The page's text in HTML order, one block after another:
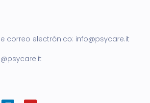
correo electrónico: info@psycare.it